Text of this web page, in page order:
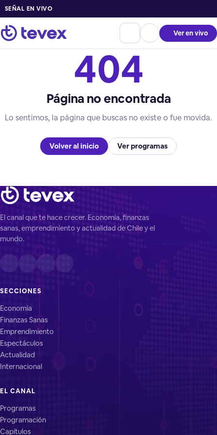
SEÑAL EN VIVO
Ver en vivo
404
Página no encontrada
Lo sentimos, la página que buscas no existe o fue movida.
Volver al inicio Ver programas
El canal que te hace crecer. Economía, finanzas
sanas, emprendimiento y actualidad de Chile y el
mundo.
SECCIONES
Economía
Finanzas Sanas
Emprendimiento
Espectáculos
Actualidad
Internacional
EL CANAL
Programas
Programación
Capítulos